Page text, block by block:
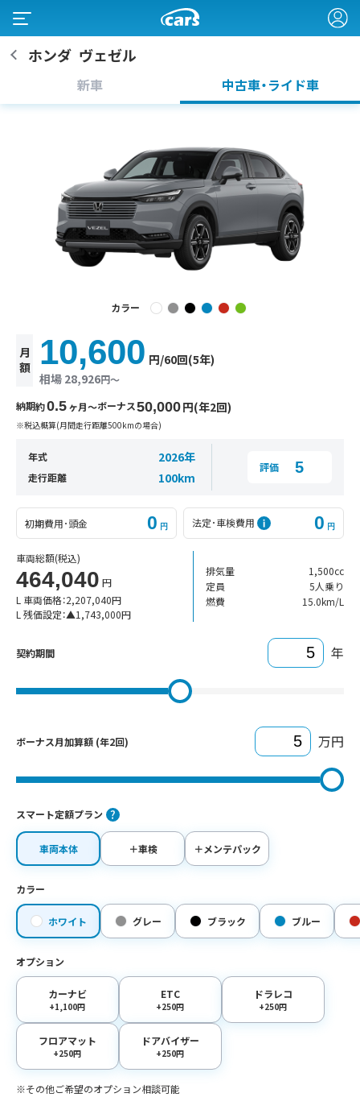
ホンダ ヴェゼル
新車 中古車・ライド車
カラー
月
額
相場 28,926円〜
10,600 円/60回(5年)
納期約0.5ヶ月〜ボーナス50,000円(年2回)
※税込概算(月間走行距離500kmの場合)
年式 2026年
走行距離 100km
評価 5
初期費用･頭金 0 円 法定･車検費用 0 円
車両総額(税込)
464,040 円
L 車両価格：2,207,040円
L 残価設定：▲1,743,000円
排気量
1,500cc
定員
5人乗り
燃費
15.0km/L
契約期間 年
ボーナス月加算額 (年2回) 万円
スマート定額プラン
車両本体 ＋車検 ＋メンテパック
カラー
ホワイト グレー ブラック ブルー
オプション
カーナビ
+1,100円
ETC
+250円
ドラレコ
+250円
フロアマット
+250円
ドアバイザー
+250円
※その他ご希望のオプション相談可能